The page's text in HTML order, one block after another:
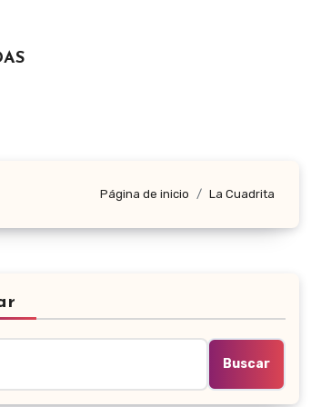
Página de inicio La Cuadrita
Buscar